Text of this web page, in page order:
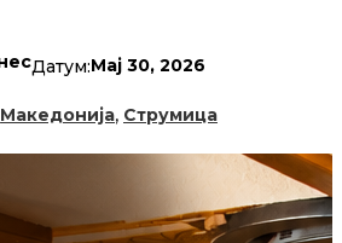
Датум:Мај 30, 2026
Македонија, Струмица